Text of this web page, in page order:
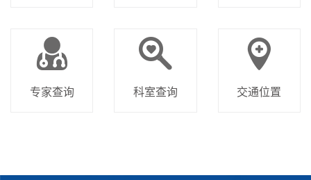
专家查询 科室查询 交通位置